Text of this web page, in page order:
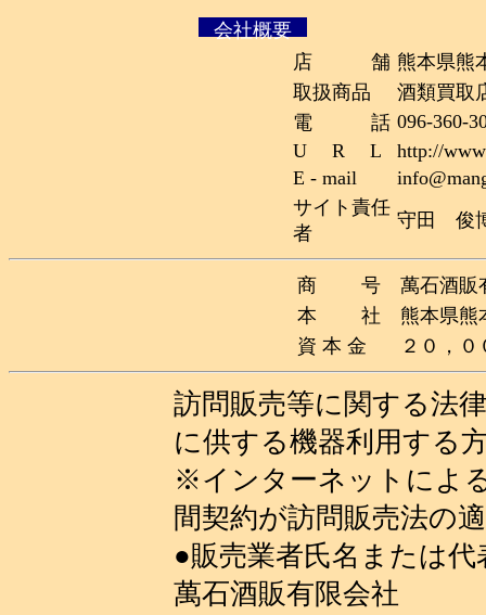
会社概要
店 舗 熊本県熊
取扱商品
酒類買取
電 話 096-360-
U R L
http://
E - mail
サイト責任
者
守田 俊
商 号
萬石酒販
本 社
熊本県熊
資 本 金
２０，
訪問販売等に関する法
に供する機器利用する
※インターネットによ
間契約が訪問販売法の
●販売業者氏名または代
萬石酒販有限会社